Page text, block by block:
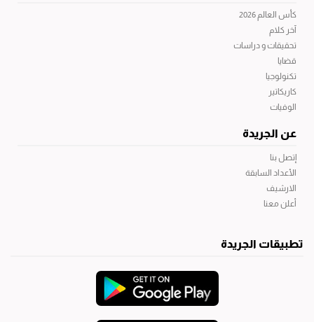
كأس العالم 2026
آخر كلام
تحقيقات و دراسات
قضايا
تكنولوجيا
كاريكاتير
الوفيات
عن الجريدة
إتصل بنا
الأعداد السابقة
الارشيف
أعلن معنا
تطبيقات الجريدة